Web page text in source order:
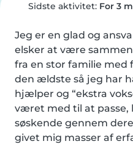
Sidste aktivitet: For 3
Jeg er en glad og
elsker at være
fra en stor familie med
den ældste så jeg har
hjælper og “ekstra
været med til at passe,
søskende gennem
givet mig masser af